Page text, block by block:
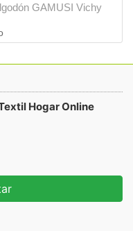
GAMUSI Vichy
Hogar Online